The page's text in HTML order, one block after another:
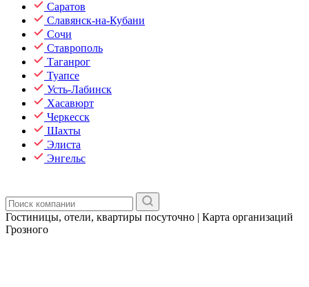
Саратов
Славянск-на-Кубани
Сочи
Ставрополь
Таганрог
Туапсе
Усть-Лабинск
Хасавюрт
Черкесск
Шахты
Элиста
Энгельс
Гостиницы, отели, квартиры посуточно | Карта организаций
Грозного